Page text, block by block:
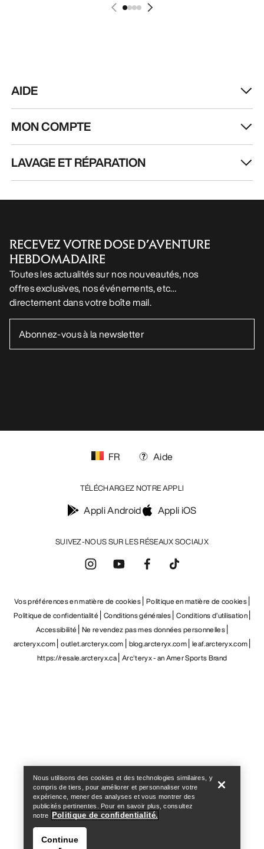
AIDE
MON COMPTE
LAVAGE ET RÉPARATION
RECEVEZ VOTRE DOSE D’AVENTURE
HEBDOMADAIRE
Toutes les actualités sur nos nouveautés, nos
offres exclusives, nos événements, etc…
directement dans votre boîte mail.
SUIVEZ-NOUS SUR LES RÉSEAUX SOCIAUX
FR Aide
TÉLÉCHARGEZ NOTRE APPLI
Appli Android Appli iOS
Vos préférences en matière de cookies Politique en matière de cookies
Politique de confidentialité Conditions générales Conditions d’utilisation
Accessibilité Ne revendez pas mes données personnelles
arcteryx.com outlet.arcteryx.com blog.arcteryx.com leaf.arcteryx.com
https://resale.arcteryx.ca Arc'teryx - an Amer Sports Brand
Nous utilisons des cookies et des technologies similaires, y
compris de tiers, pour améliorer et personnaliser votre
expérience, mener des analyses et vous montrer des
publicités pertinentes. Pour en savoir plus, consultez
notre
Politique de confidentialité.
Continue